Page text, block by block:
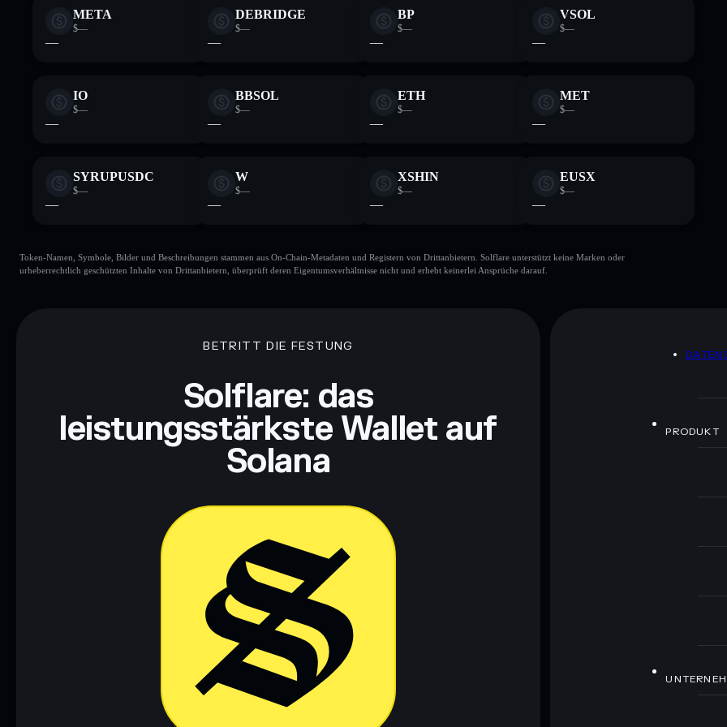
META
$—
—
DEBRIDGE
$—
—
BP
$—
—
VSOL
$—
—
IO
$—
—
BBSOL
$—
—
ETH
$—
—
MET
$—
—
SYRUPUSDC
$—
—
W
$—
—
XSHIN
$—
—
EUSX
$—
—
Token-Namen, Symbole, Bilder und Beschreibungen stammen aus On-Chain-Metadaten und Registern von Drittanbietern. Solflare unterstützt keine Marken oder
urheberrechtlich geschützten Inhalte von Drittanbietern, überprüft deren Eigentumsverhältnisse nicht und erhebt keinerlei Ansprüche darauf.
BETRITT DIE FESTUNG
Solflare: das
leistungsstärkste Wallet auf
Solana
PRODUKT